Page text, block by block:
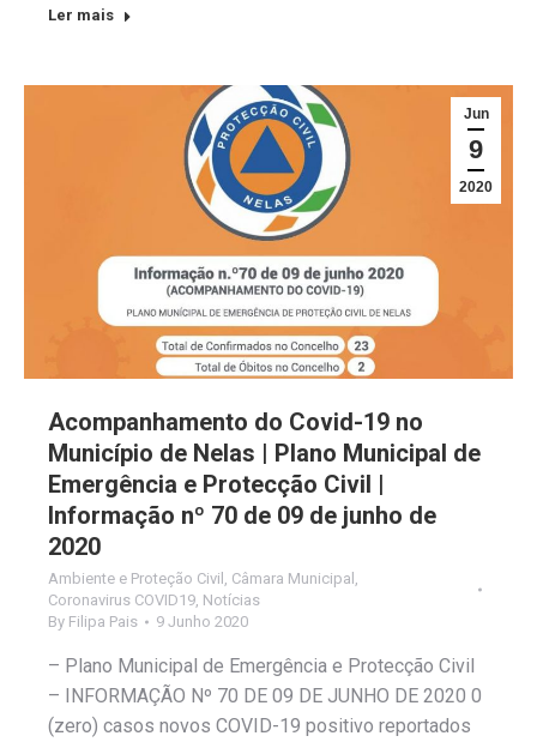
Ler mais
Jun
9
2020
Acompanhamento do Covid-19 no
Município de Nelas | Plano Municipal de
Emergência e Protecção Civil |
Informação nº 70 de 09 de junho de
2020
Ambiente e Proteção Civil Câmara Municipal
Coronavirus COVID19 Notícias
By Filipa Pais 9 Junho 2020
– Plano Municipal de Emergência e Protecção Civil
– INFORMAÇÃO Nº 70 DE 09 DE JUNHO DE 2020 0
(zero) casos novos COVID-19 positivo reportados